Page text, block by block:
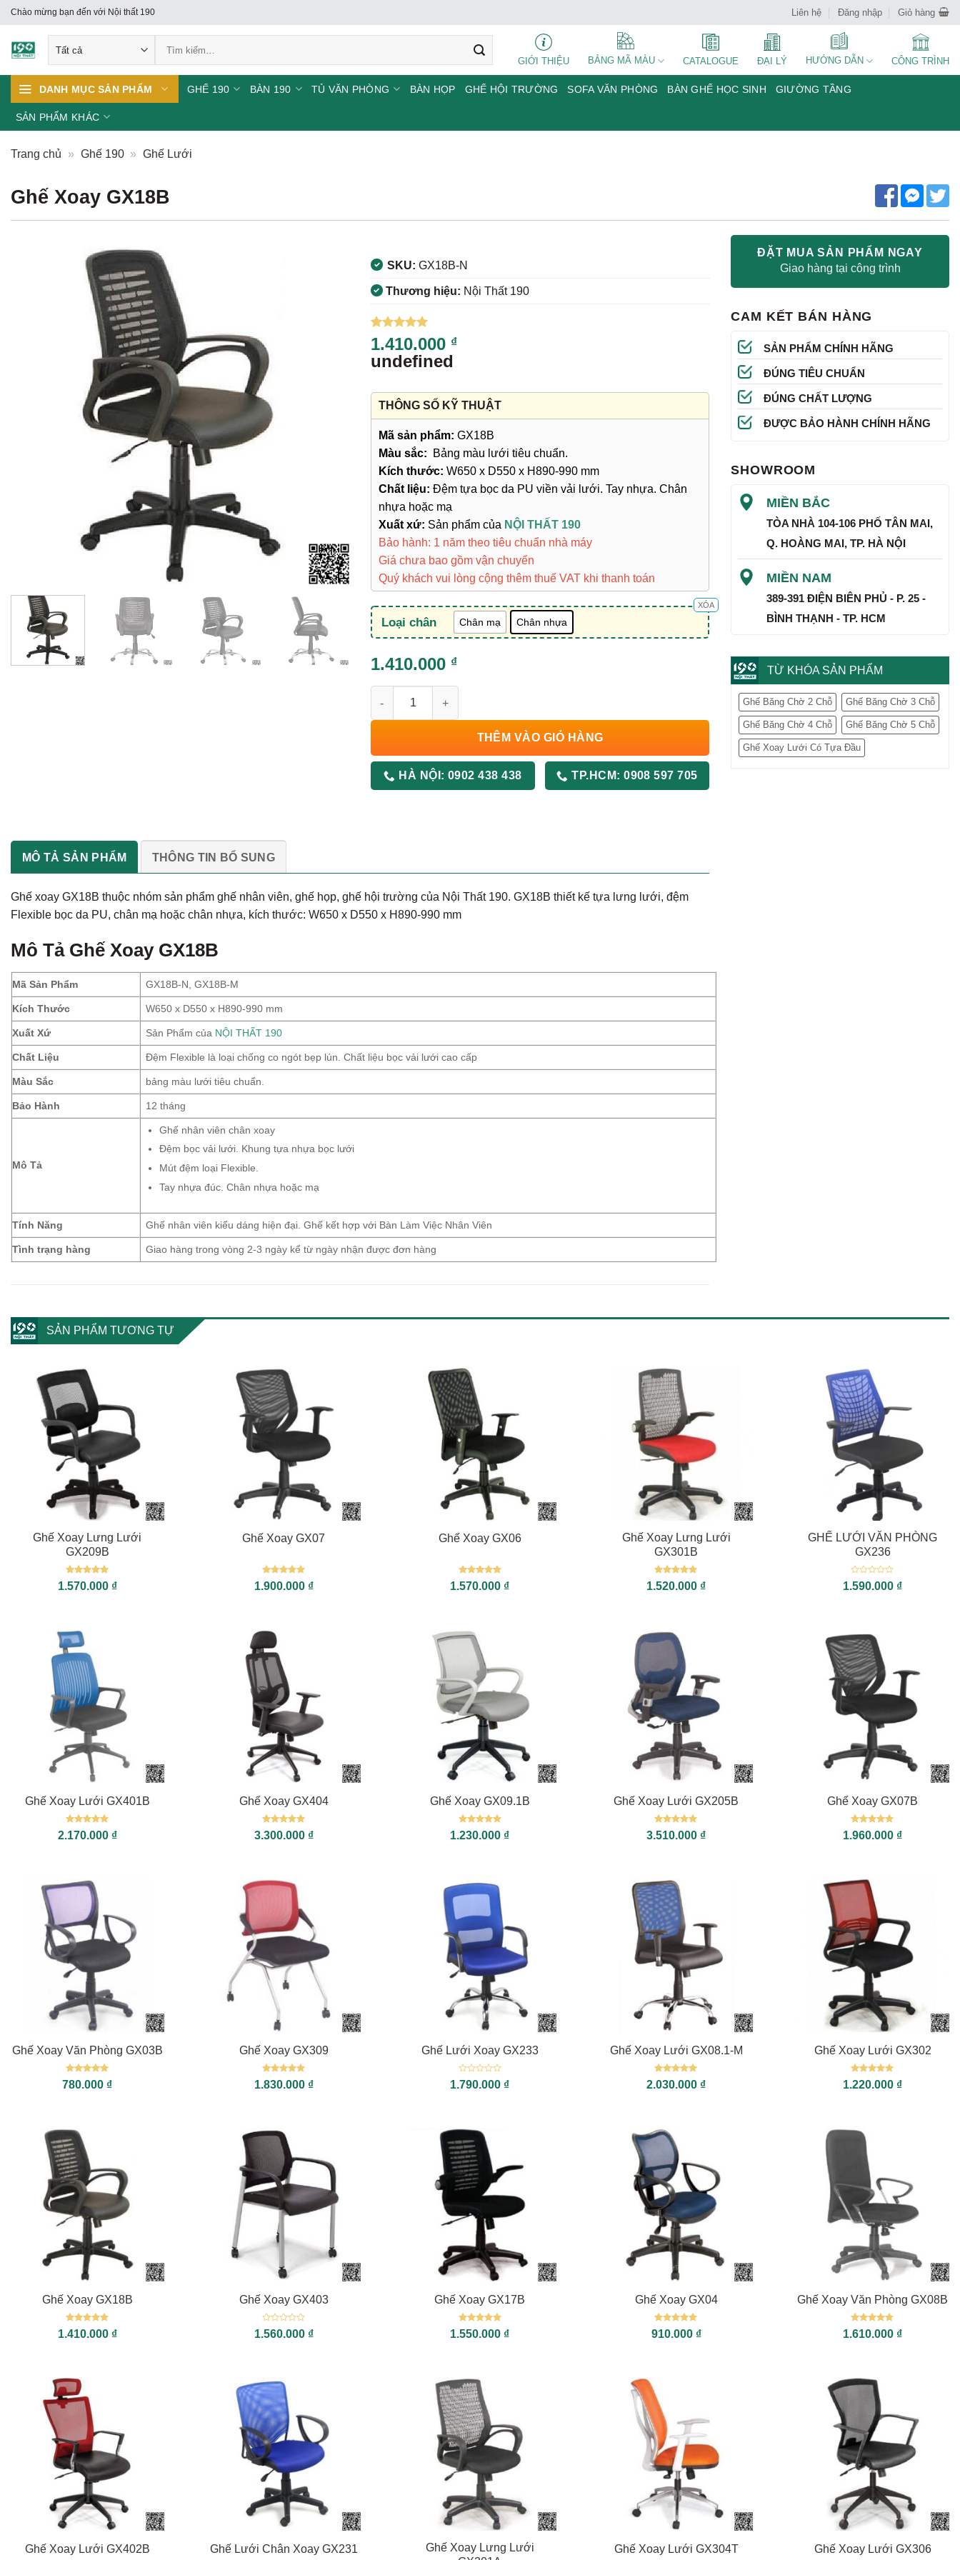
Skip
to
content
Chào mừng bạn đến với Nội thất 190 Liên hệ Đăng nhập Giỏ hàng
kiếm:
GIỚI THIỆU BẢNG MÃ MÀU CATALOGUE ĐẠI LÝ HƯỚNG DẪN CÔNG TRÌNH
DANH MỤC SẢN PHẨM GHẾ 190 BÀN 190 TỦ VĂN PHÒNG BÀN HỌP GHẾ HỘI TRƯỜNG SOFA VĂN PHÒNG BÀN GHẾ HỌC SINH GIƯỜNG TẦNG
SẢN PHẨM KHÁC
Trang chủ » Ghế 190 » Ghế Lưới
Ghế Xoay GX18B
SKU: GX18B-N
Thương hiệu: Nội Thất 190
5trên 5
dựa trên
5
đánh giá
1.410.000 ₫
undefined
THÔNG SỐ KỸ THUẬT
Mã sản phẩm: GX18B
Màu sắc: Bảng màu lưới tiêu chuẩn.
Kích thước: W650 x D550 x H890-990 mm
Chất liệu: Đệm tựa bọc da PU viền vải lưới. Tay nhựa. Chân
nhựa hoặc mạ
Xuất xứ: Sản phẩm của NỘI THẤT 190
Bảo hành: 1 năm theo tiêu chuẩn nhà máy
Giá chưa bao gồm vận chuyển
Quý khách vui lòng cộng thêm thuế VAT khi thanh toán
Loại chân Chân mạ Chân nhựa
XÓA
1.410.000 ₫
THÊM VÀO GIỎ HÀNG
HÀ NỘI: 0902 438 438 TP.HCM:0908 597 705
MÔ TẢ SẢN PHẨM THÔNG TIN BỔ SUNG
Ghế xoay GX18B thuộc nhóm sản phẩm ghế nhân viên, ghế họp, ghế hội trường của Nội Thất 190. GX18B thiết kế tựa lưng lưới, đệm
Flexible bọc da PU, chân mạ hoặc chân nhựa, kích thước: W650 x D550 x H890-990 mm
Mô Tả Ghế Xoay GX18B
Mã Sản Phẩm GX18B-N, GX18B-M
Kích Thước W650 x D550 x H890-990 mm
Xuất Xứ Sản Phẩm của NỘI THẤT 190
Chất Liệu Đệm Flexible là loại chống co ngót bẹp lún. Chất liệu bọc vải lưới cao cấp
Màu Sắc bảng màu lưới tiêu chuẩn.
Bảo Hành 12 tháng
Mô Tả
Ghế nhân viên chân xoay
Đệm bọc vải lưới. Khung tựa nhựa bọc lưới
Mút đệm loại Flexible.
Tay nhựa đúc. Chân nhựa hoặc mạ
Tính Năng Ghế nhân viên kiểu dáng hiện đại. Ghế kết hợp với Bàn Làm Việc Nhân Viên
Tình trạng hàng Giao hàng trong vòng 2-3 ngày kể từ ngày nhận được đơn hàng
ĐẶT MUA SẢN PHẨM NGAY
Giao hàng tại công trình
CAM KẾT BÁN HÀNG
SẢN PHẨM CHÍNH HÃNG
ĐÚNG TIÊU CHUẨN
ĐÚNG CHẤT LƯỢNG
ĐƯỢC BẢO HÀNH CHÍNH HÃNG
SHOWROOM
MIỀN BẮC
TÒA NHÀ 104-106 PHỐ TÂN MAI,
Q. HOÀNG MAI, TP. HÀ NỘI
MIỀN NAM
389-391 ĐIỆN BIÊN PHỦ - P. 25 -
BÌNH THẠNH - TP. HCM
TỪ KHÓA SẢN PHẨM
Ghế Băng Chờ 2 Chỗ Ghế Băng Chờ 3 Chỗ
Ghế Băng Chờ 4 Chỗ Ghế Băng Chờ 5 Chỗ
Ghế Xoay Lưới Có Tựa Đầu
SẢN PHẨM TƯƠNG TỰ
Ghế Xoay Lưng Lưới
GX209B
Được xếp
hạng55
1.570.000 ₫
Ghế Xoay GX07
Được xếp
hạng55
1.900.000 ₫
Ghế Xoay GX06
Được xếp
hạng55
1.570.000 ₫
Ghế Xoay Lưng Lưới
GX301B
Được xếp
hạng55
1.520.000 ₫
GHẾ LƯỚI VĂN PHÒNG
GX236
Được
xếp
1.590.000 ₫
Ghế Xoay Lưới GX401B
Được xếp
hạng55
2.170.000 ₫
Ghế Xoay GX404
Được xếp
hạng55
3.300.000 ₫
Ghế Xoay GX09.1B
Được xếp
hạng55
1.230.000 ₫
Ghế Xoay Lưới GX205B
Được xếp
hạng55
3.510.000 ₫
Ghế Xoay GX07B
Được xếp
hạng55
1.960.000 ₫
Ghế Xoay Văn Phòng GX03B
Được xếp
hạng55
780.000 ₫
Ghế Xoay GX309
Được xếp
hạng55
1.830.000 ₫
Ghế Lưới Xoay GX233
Được
xếp
1.790.000 ₫
Ghế Xoay Lưới GX08.1-M
Được xếp
hạng55
2.030.000 ₫
Ghế Xoay Lưới GX302
Được xếp
hạng55
1.220.000 ₫
Ghế Xoay GX18B
Được xếp
hạng55
1.410.000 ₫
Ghế Xoay GX403
Được
xếp
1.560.000 ₫
Ghế Xoay GX17B
Được xếp
hạng55
1.550.000 ₫
Ghế Xoay GX04
Được xếp
hạng55
910.000 ₫
Ghế Xoay Văn Phòng GX08B
Được xếp
hạng55
1.610.000 ₫
Ghế Xoay Lưới GX402B Ghế Lưới Chân Xoay GX231
Ghế Xoay Lưng Lưới
Ghế Xoay Lưới GX304T Ghế Xoay Lưới GX306